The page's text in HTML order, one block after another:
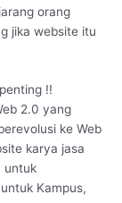
orang
jika website itu
!!
2.0 yang
ke Web
karya jasa
untuk
Kampus,